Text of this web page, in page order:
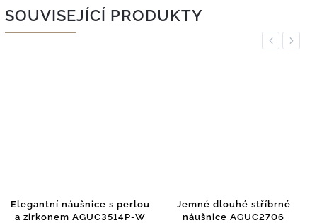
SOUVISEJÍCÍ PRODUKTY
Previous
Elegantní náušnice s perlou
a zirkonem AGUC3514P-W
Jemné dlouhé stříbrné
náušnice AGUC2706
Next